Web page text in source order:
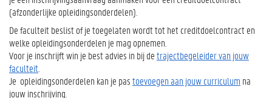
(afzonderlijke opleidingsonderdelen).
De faculteit beslist of je toegelaten wordt tot het creditdoelcontract en
welke opleidingsonderdelen je mag opnemen.
Voor je inschrijft win je best advies in bij detrajectbegeleider van jouw
faculteit
Je opleidingsonderdelen kan je pastoevoegen aan jouw curriculum na
jouw inschrijving.